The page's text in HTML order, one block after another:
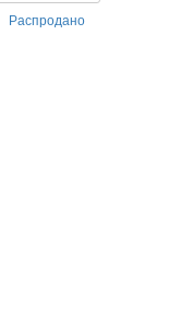
Распродано